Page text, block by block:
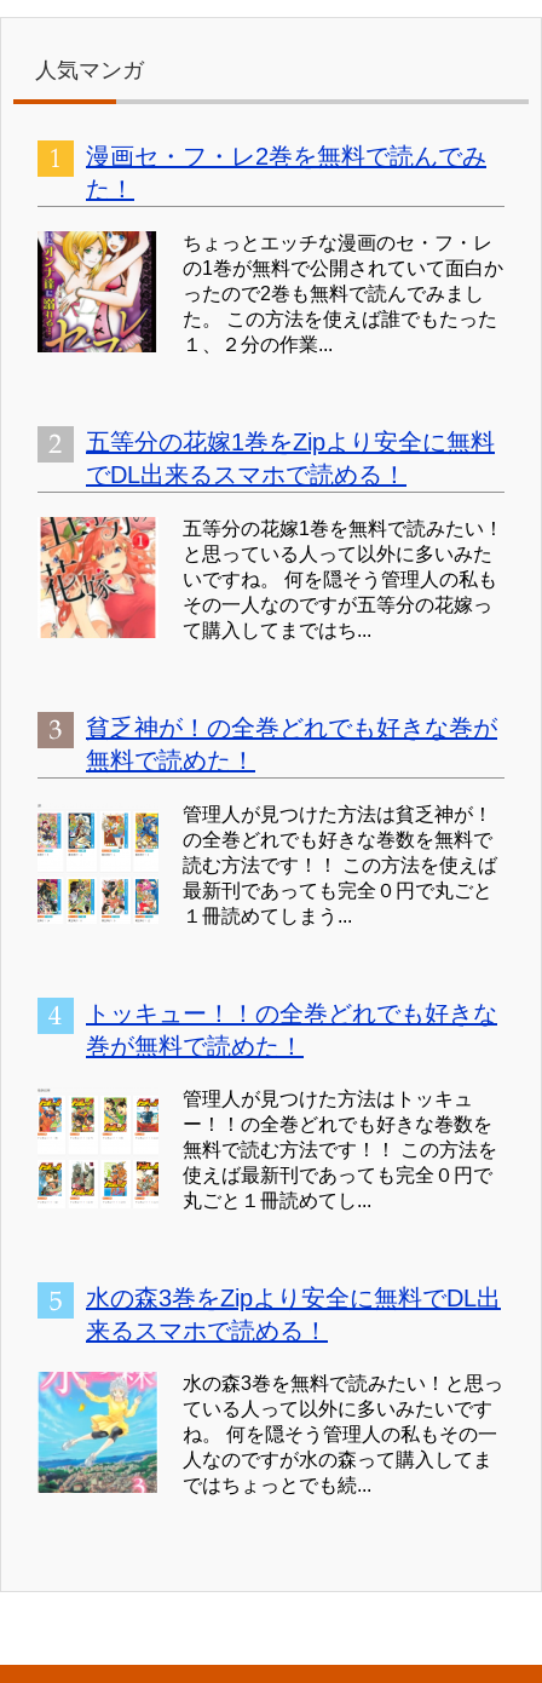
人気マンガ
漫画セ・フ・レ2巻を無料で読んでみ
た！
ちょっとエッチな漫画のセ・フ・レ
の1巻が無料で公開されていて面白か
ったので2巻も無料で読んでみまし
た。 この方法を使えば誰でもたった
１、２分の作業...
五等分の花嫁1巻をZipより安全に無料
でDL出来るスマホで読める！
五等分の花嫁1巻を無料で読みたい！
と思っている人って以外に多いみた
いですね。 何を隠そう管理人の私も
その一人なのですが五等分の花嫁っ
て購入してまではち...
貧乏神が！の全巻どれでも好きな巻が
無料で読めた！
管理人が見つけた方法は貧乏神が！
の全巻どれでも好きな巻数を無料で
読む方法です！！ この方法を使えば
最新刊であっても完全０円で丸ごと
１冊読めてしまう...
トッキュー！！の全巻どれでも好きな
巻が無料で読めた！
管理人が見つけた方法はトッキュ
ー！！の全巻どれでも好きな巻数を
無料で読む方法です！！ この方法を
使えば最新刊であっても完全０円で
丸ごと１冊読めてし...
水の森3巻をZipより安全に無料でDL出
来るスマホで読める！
水の森3巻を無料で読みたい！と思っ
ている人って以外に多いみたいです
ね。 何を隠そう管理人の私もその一
人なのですが水の森って購入してま
ではちょっとでも続...